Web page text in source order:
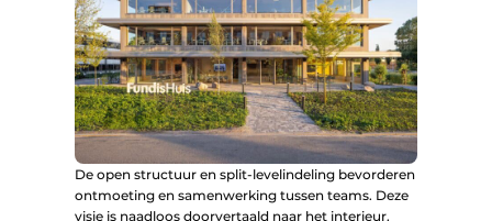
De open structuur en split-levelindeling bevorderen
ontmoeting en samenwerking tussen teams. Deze
visie is naadloos doorvertaald naar het interieur.